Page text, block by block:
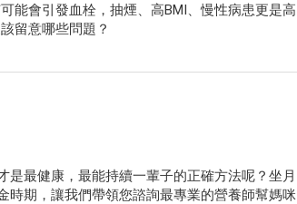
能會引發血栓，抽煙、高BMI、慢性病患更是高
留意哪些問題？
最健康，最能持續一輩子的正確方法呢？坐月
時期，讓我們帶領您諮詢最專業的營養師幫媽咪